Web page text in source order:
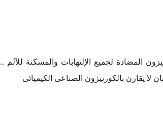
المضادة لجميع الإلتهابات والمسكنة للآلم ..
لا يقارن بالكورتيزون الصناعى الكيميائى